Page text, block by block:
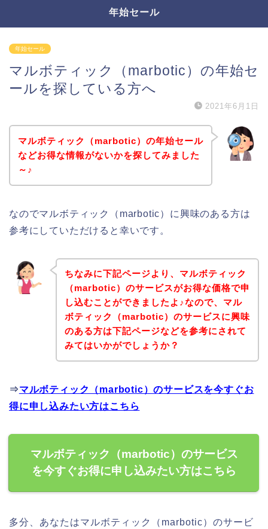
年始セール
年始セール
マルボティック（marbotic）の年始セ
ールを探している方へ
2021年6月1日
マルボティック（marbotic）の年始セール
などお得な情報がないかを探してみました
～♪
なのでマルボティック（marbotic）に興味のある方は
参考にしていただけると幸いです。
ちなみに下記ページより、マルボティック
（marbotic）のサービスがお得な価格で申
し込むことができましたよ♪なので、マル
ボティック（marbotic）のサービスに興味
のある方は下記ページなどを参考にされて
みてはいかがでしょうか？
⇒マルボティック（marbotic）のサービスを今すぐお
得に申し込みたい方はこちら
マルボティック（marbotic）のサービス
を今すぐお得に申し込みたい方はこちら
多分、あなたはマルボティック（marbotic）のサービ